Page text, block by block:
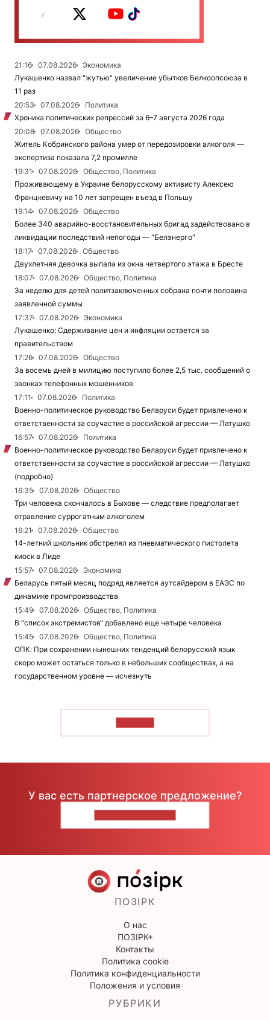
21:16 07.08.2026
Экономика
Лукашенко назвал "жутью" увеличение убытков Белкоопсоюза в
11 раз
20:53
07.08.2026
Политика
Хроника политических репрессий за 6–7 августа 2026 года
20:08
07.08.2026
Общество
Житель Кобринского района умер от передозировки алкоголя —
экспертиза показала 7,2 промилле
19:31
07.08.2026
Общество, Политика
Проживающему в Украине белорусскому активисту Алексею
Францкевичу на 10 лет запрещен въезд в Польшу
19:14
07.08.2026
Общество
Более 340 аварийно-восстановительных бригад задействовано в
ликвидации последствий непогоды — "Белэнерго"
18:17
07.08.2026
Общество
Двухлетняя девочка выпала из окна четвертого этажа в Бресте
18:07
07.08.2026
Общество, Политика
За неделю для детей политзаключенных собрана почти половина
заявленной суммы
17:37
07.08.2026
Экономика
Лукашенко: Сдерживание цен и инфляции остается за
правительством
17:26
07.08.2026
Общество
За восемь дней в милицию поступило более 2,5 тыс. сообщений о
звонках телефонных мошенников
17:11
07.08.2026
Политика
Военно-политическое руководство Беларуси будет привлечено к
ответственности за соучастие в российской агрессии — Латушко
16:57
07.08.2026
Политика
Военно-политическое руководство Беларуси будет привлечено к
ответственности за соучастие в российской агрессии — Латушко
(подробно)
16:35
07.08.2026
Общество
Три человека скончалось в Быхове — следствие предполагает
отравление суррогатным алкоголем
16:21
07.08.2026
Общество
14-летний школьник обстрелял из пневматического пистолета
киоск в Лиде
15:57
07.08.2026
Экономика
Беларусь пятый месяц подряд является аутсайдером в ЕАЭС по
динамике промпроизводства
15:49
07.08.2026
Общество, Политика
В “список экстремистов“ добавлено еще четыре человека
15:45
07.08.2026
Общество, Политика
ОПК: При сохранении нынешних тенденций белорусский язык
скоро может остаться только в небольших сообществах, а на
государственном уровне — исчезнуть
У вас есть партнерское предложение?
ПОЗІРК
О нас
ПОЗІРК+
Контакты
Политика cookie
Политика конфиденциальности
Положения и условия
РУБРИКИ